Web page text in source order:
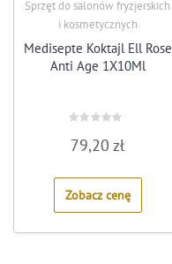
Sprzęt do salonów fryzjerskich
i kosmetycznych
Medisepte Koktajl Ell Rose
Anti Age 1X10Ml
0
out
5
79,20zł
Zobacz cenę